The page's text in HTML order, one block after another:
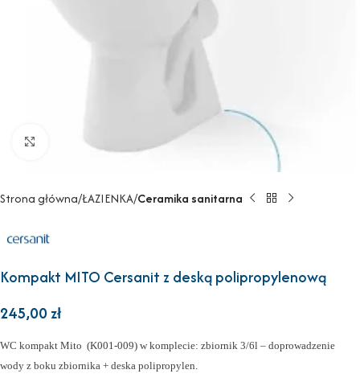
Powiększ
Strona główna ŁAZIENKA Ceramika sanitarna
Kompakt MITO Cersanit z deską polipropylenową
245,00zł
WC kompakt Mito (K001-009) w komplecie: zbiornik 3/6l – doprowadzenie
wody z boku zbiornika + deska polipropylen.